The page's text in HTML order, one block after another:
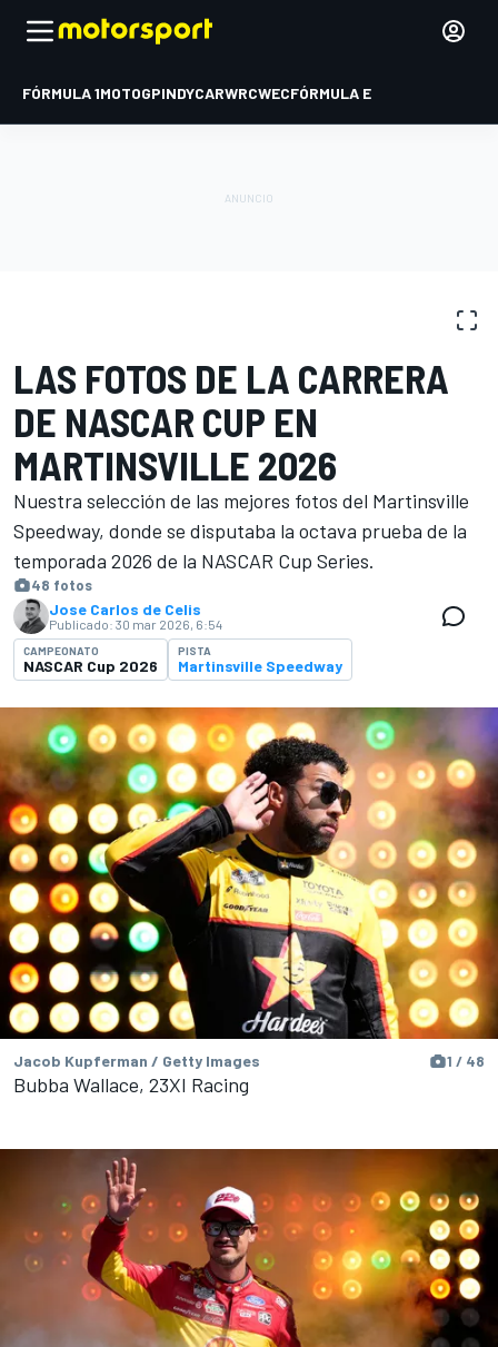
FÓRMULA 1MOTOGPINDYCARWRCWECFÓRMULA E
LAS FOTOS DE LA CARRERA
DE NASCAR CUP EN
MARTINSVILLE 2026
Nuestra selección de las mejores fotos del Martinsville
Speedway, donde se disputaba la octava prueba de la
temporada 2026 de la NASCAR Cup Series.
48 fotos
Jose Carlos de Celis
Publicado: 30 mar 2026, 6:54
CAMPEONATO
NASCAR Cup 2026
PISTA
Martinsville Speedway
Jacob Kupferman / Getty Images 1 / 48
Bubba Wallace, 23XI Racing